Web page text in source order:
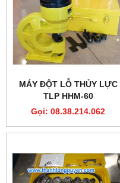
MÁY ĐỘT LỖ THỦY LỰC
TLP HHM-60
Gọi: 08.38.214.062